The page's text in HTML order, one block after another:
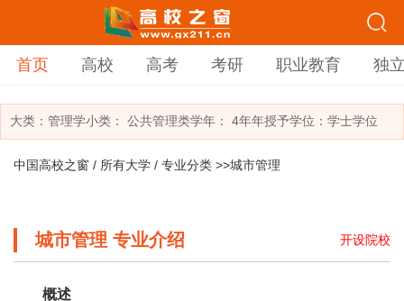
首页 高校 高考 考研 职业教育 独
大类： 管理学小类： 公共管理类学年： 4年年授予学位：学士学位
中国高校之窗 / 所有大学 / 专业分类 >>城市管理
城市管理 专业介绍 开设院校
概述